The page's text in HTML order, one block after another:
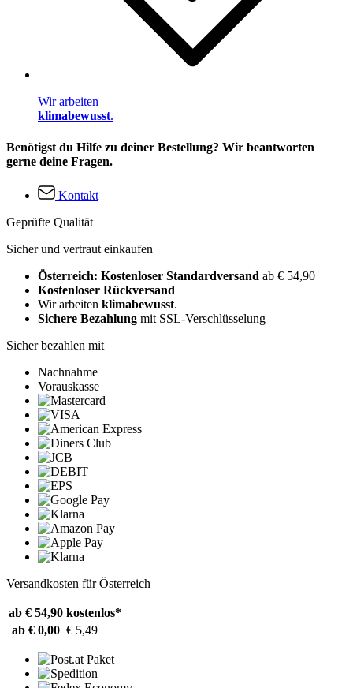
Wir arbeiten
klimabewusst.
Benötigst du Hilfe zu deiner Bestellung? Wir beantworten
gerne deine Fragen.
Kontakt
Geprüfte Qualität
Sicher und vertraut einkaufen
Österreich: Kostenloser Standardversand ab € 54,90
Kostenloser Rückversand
Wir arbeiten klimabewusst.
Sichere Bezahlung mit SSL-Verschlüsselung
Sicher bezahlen mit
Nachnahme
Vorauskasse
Versandkosten für Österreich
ab € 54,90 kostenlos*
ab € 0,00 € 5,49